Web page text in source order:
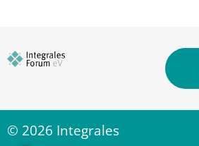
© 2026 Integrales